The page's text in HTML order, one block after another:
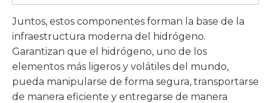
Juntos, estos componentes forman la base de la
infraestructura moderna del hidrógeno.
Garantizan que el hidrógeno, uno de los
elementos más ligeros y volátiles del mundo,
pueda manipularse de forma segura, transportarse
de manera eficiente y entregarse de manera